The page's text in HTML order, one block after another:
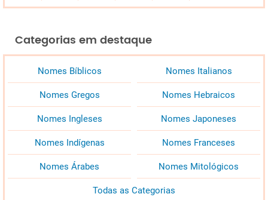
Categorias em destaque
Nomes Bíblicos Nomes Italianos
Nomes Gregos Nomes Hebraicos
Nomes Ingleses Nomes Japoneses
Nomes Indígenas Nomes Franceses
Nomes Árabes Nomes Mitológicos
Todas as Categorias